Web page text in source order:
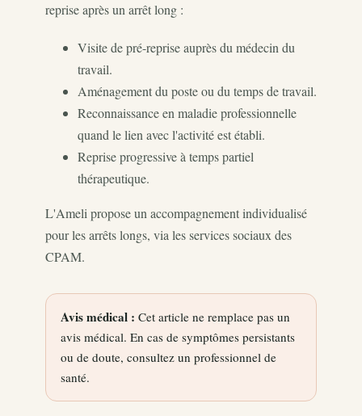
reprise après un arrêt long :
Visite de pré-reprise auprès du médecin du
travail.
Aménagement du poste ou du temps de travail.
Reconnaissance en maladie professionnelle
quand le lien avec l'activité est établi.
Reprise progressive à temps partiel
thérapeutique.
L'Ameli propose un accompagnement individualisé
pour les arrêts longs, via les services sociaux des
CPAM.
Avis médical : Cet article ne remplace pas un
avis médical. En cas de symptômes persistants
ou de doute, consultez un professionnel de
santé.